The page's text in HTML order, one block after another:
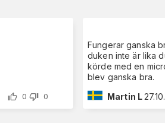
0 0
Fungerar ganska
duken inte är lika
körde med en
blev ganska bra.
Martin L